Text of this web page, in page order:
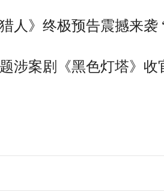
猎人》终极预告震撼来
涉案剧《黑色灯塔》